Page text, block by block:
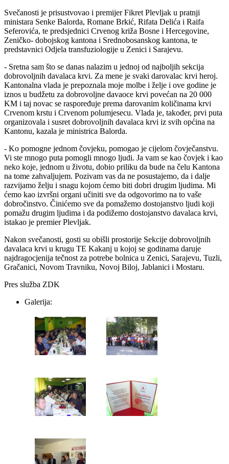
Svečanosti je prisustvovao i premijer Fikret Plevljak u pratnji
ministara Senke Balorda, Romane Brkić, Rifata Delića i Raifa
Seferovića, te predsjednici Crvenog križa Bosne i Hercegovine,
Zeničko- dobojskog kantona i Srednobosanskog kantona, te
predstavnici Odjela transfuziologije u Zenici i Sarajevu.
- Sretna sam što se danas nalazim u jednoj od najboljih sekcija
dobrovoljnih davalaca krvi. Za mene je svaki darovalac krvi heroj.
Kantonalna vlada je prepoznala moje molbe i želje i ove godine je
iznos u budžetu za dobrovoljne davaoce krvi povećan na 20 000
KM i taj novac se raspoređuje prema darovanim količinama krvi
Crvenom krstu i Crvenom polumjesecu. Vlada je, također, prvi puta
organizovala i susret dobrovoljnih davalaca krvi iz svih općina na
Kantonu, kazala je ministrica Balorda.
- Ko pomogne jednom čovjeku, pomogao je cijelom čovječanstvu.
Vi ste mnogo puta pomogli mnogo ljudi. Ja vam se kao čovjek i kao
neko koje, jednom u životu, dobio priliku da bude na čelu Kantona
na tome zahvaljujem. Pozivam vas da ne posustajemo, da i dalje
razvijamo želju i snagu kojom ćemo biti dobri drugim ljudima. Mi
ćemo kao izvršni organi učiniti sve da odgovorimo na to vaše
dobročinstvo. Činićemo sve da pomažemo dostojanstvo ljudi koji
pomažu drugim ljudima i da podižemo dostojanstvo davalaca krvi,
istakao je premier Plevljak.
Nakon svečanosti, gosti su obišli prostorije Sekcije dobrovoljnih
davalaca krvi u krugu TE Kakanj u kojoj se godinama daruje
najdragocjenija tečnost za potrebe bolnica u Zenici, Sarajevu, Tuzli,
Gračanici, Novom Travniku, Novoj Biloj, Jablanici i Mostaru.
Pres služba ZDK
Galerija: